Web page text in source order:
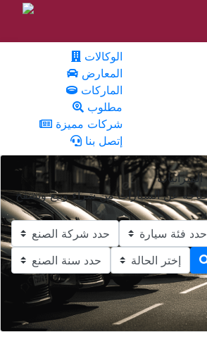
الوكالات
المعارض
الماركات
مطلوب
شركات مميزة
إتصل بنا
عن السيارات من شراء وبيع وتصفح